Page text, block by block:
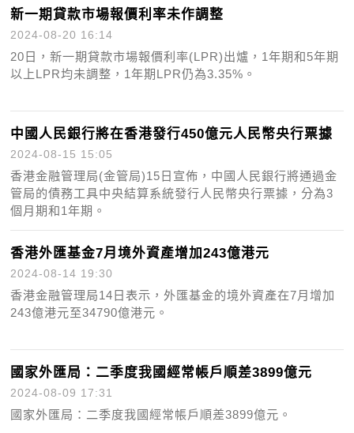
新一期貸款市場報價利率未作調整
2024-08-20 16:14
20日，新一期貸款市場報價利率(LPR)出爐，1年期和5年期
以上LPR均未調整，1年期LPR仍為3.35%。
中國人民銀行將在香港發行450億元人民幣央行票據
2024-08-15 15:05
香港金融管理局(金管局)15日宣佈，中國人民銀行將通過金
管局的債務工具中央結算系統發行人民幣央行票據，分為3
個月期和1年期。
香港外匯基金7月境外資產增加243億港元
2024-08-14 19:30
香港金融管理局14日表示，外匯基金的境外資產在7月增加
243億港元至34790億港元。
國家外匯局：二季度我國經常帳戶順差3899億元
2024-08-09 17:31
國家外匯局：二季度我國經常帳戶順差3899億元。